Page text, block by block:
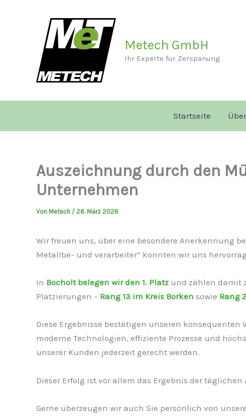
Metech GmbH
Ihr Experte für Zerspanung
Startseite
Auszeichnung durch den
Unternehmen
Von Metech / 26. März 2026
Wir freuen uns, über eine besondere Anerkennung
Metallbe- und verarbeiter“ konnten wir uns
In Bocholt belegen wir den 1. Platz und zählen damit
Platzierungen – Rang 13 im Kreis Borken sowie Rang
Diese Ergebnisse bestätigen unseren
moderne Technologien, effiziente Prozesse und
unserer Kunden jederzeit gerecht werden.
Dieser Erfolg ist vor allem das Ergebnis der
Gerne überzeugen wir auch Sie persönlich von